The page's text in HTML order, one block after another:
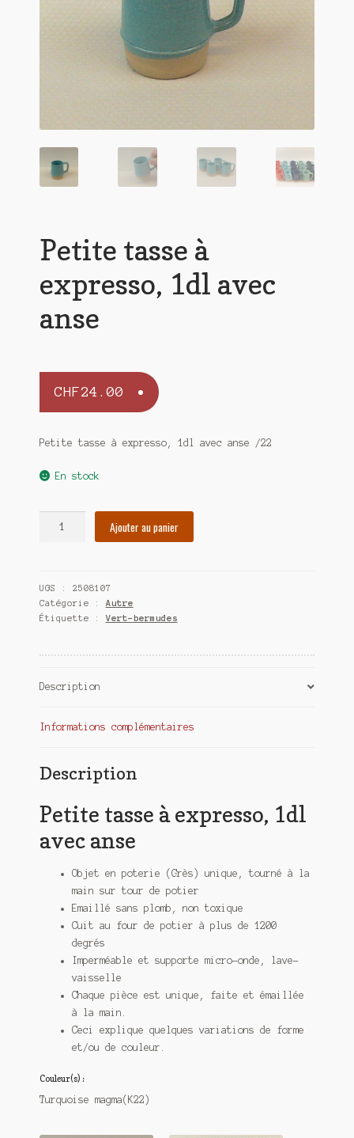
Petite tasse à
expresso, 1dl avec
anse
CHF24.00
Petite tasse à expresso, 1dl avec anse /22
En stock
à
expresso,
1dl
anse
Ajouter au panier
UGS : 2508107
Catégorie : Autre
Étiquette :Vert-bermudes
Description
Informations complémentaires
Description
Petite tasse à expresso, 1dl
avec anse
Objet en poterie (Grès) unique, tourné à la
main sur tour de potier
Emaillé sans plomb, non toxique
Cuit au four de potier à plus de 1200
degrés
Imperméable et supporte micro-onde, lave-
vaisselle
Chaque pièce est unique, faite et émaillée
à la main.
Ceci explique quelques variations de forme
et/ou de couleur.
Couleur(s) :
Turquoise magma(K22)